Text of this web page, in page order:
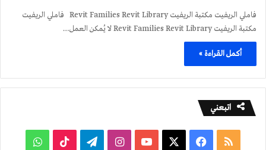
فاملي الريفيت مكتبة الريفيت Revit Families Revit Library فاملي الريفيت
مكتبة الريفيت Revit Families Revit Library لا يُمكن العمل…
أكمل القراءة »
اتبعني
ملخصفيسبوك ‫YouTubeانستقرامتيلقرام ‫TikTokواتساب